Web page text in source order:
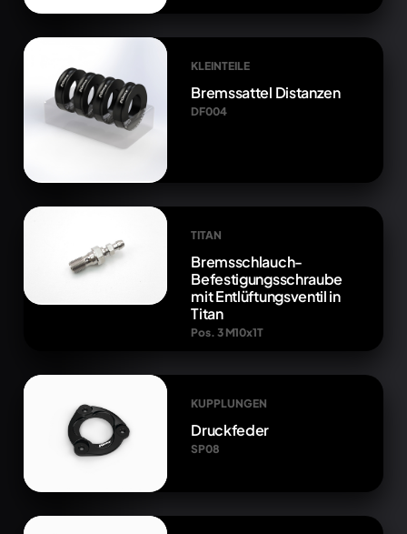
KLEINTEILE
Bremssattel Distanzen
DF004
TITAN
Bremsschlauch-
Befestigungsschraube
mit Entlüftungsventil in
Titan
Pos. 3 M10x1T
KUPPLUNGEN
Druckfeder
SP08